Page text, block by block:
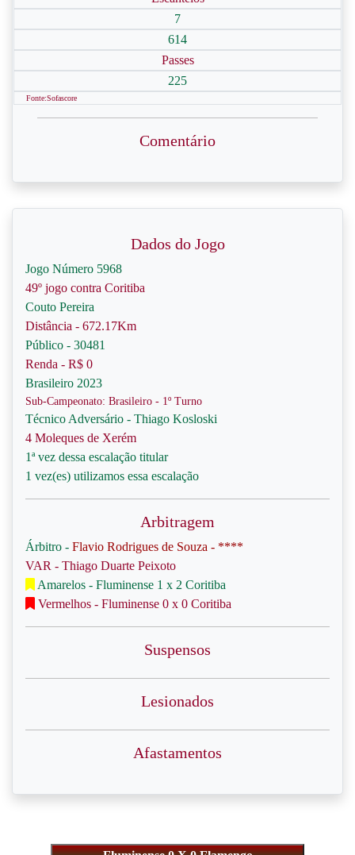
7
614
Passes
225
Fonte:Sofascore
Comentário
Dados do Jogo
Jogo Número 5968
49º jogo contra Coritiba
Couto Pereira
Distância - 672.17Km
Público - 30481
Renda - R$ 0
Brasileiro 2023
Sub-Campeonato: Brasileiro - 1º Turno
Técnico Adversário - Thiago Kosloski
4 Moleques de Xerém
1ª vez dessa escalação titular
1 vez(es) utilizamos essa escalação
Arbitragem
Árbitro - Flavio Rodrigues de Souza - ****
VAR - Thiago Duarte Peixoto
Amarelos - Fluminense 1 x 2 Coritiba
Vermelhos - Fluminense 0 x 0 Coritiba
Suspensos
Lesionados
Afastamentos